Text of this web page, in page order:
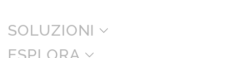
SOLUZIONI